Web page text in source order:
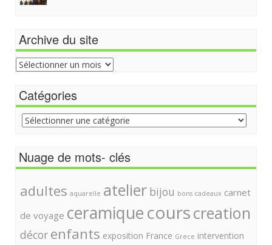
Archive du site
Archive
du
Catégories
Catégories
Nuage de mots- clés
adultes aquarelle atelier bijou bons cadeaux carnet
de voyage ceramiquecourscreation
décor enfants exposition France Grece intervention